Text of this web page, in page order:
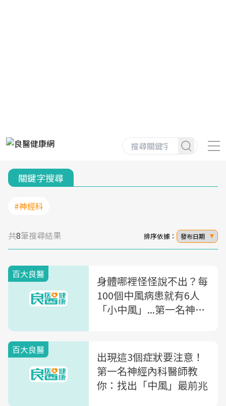
關鍵字搜尋
#神經科
共8筆搜尋結果 排序依據： 發布日期
百大良醫
身體哪裡怪怪說不出？每
100個中風病患就有6人
「小中風」...第一名神經
百大良醫
出現這3個症狀要注意！
第一名神經內科醫師教
你：找出「中風」最前兆